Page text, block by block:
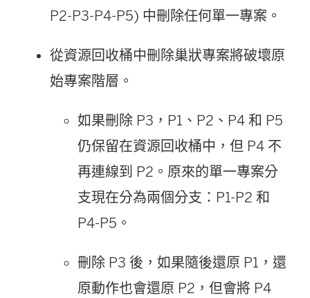
P2-P3-P4-P5) 中刪除任何單一專案。
從資源回收桶中刪除巢狀專案將破壞原
始專案階層。
如果刪除 P3，P1、P2、P4 和 P5
仍保留在資源回收桶中，但 P4 不
再連線到 P2。原來的單一專案分
支現在分為兩個分支：P1-P2 和
P4-P5。
刪除 P3 後，如果隨後還原 P1，還
原動作也會還原 P2，但會將 P4